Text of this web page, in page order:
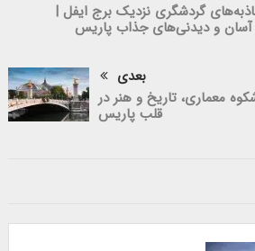
گردشگری نزدیک برج ایفل |
آسان و دیدنی‌های جذاب پاریس
بعدی
معماری، تاریخ و هنر در
قلب پاریس